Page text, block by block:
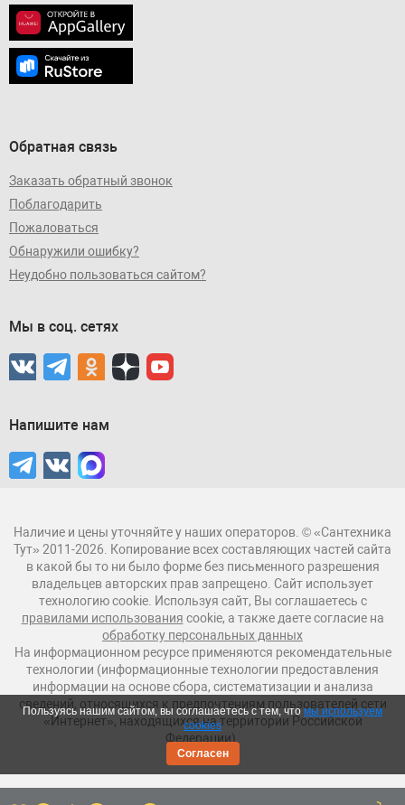
Обратная связь
Заказать обратный звонок
Поблагодарить
Пожаловаться
Обнаружили ошибку?
Неудобно пользоваться сайтом?
Мы в соц. сетях
Напишите нам
Наличие и цены уточняйте у наших операторов. © «Сантехника
Тут» 2011-2026. Копирование всех составляющих частей сайта
в какой бы то ни было форме без письменного разрешения
владельцев авторских прав запрещено. Сайт использует
технологию cookie. Используя сайт, Вы соглашаетесь с
правилами использования cookie, а также даете согласие на
обработку персональных данных
На информационном ресурсе применяются рекомендательные
технологии (информационные технологии предоставления
информации на основе сбора, систематизации и анализа
сведений, относящихся к предпочтениям пользователей сети
«Интернет», находящихся на территории Российской
Федерации).
Пользуясь нашим сайтом, вы соглашаетесь с тем, чтомы используем
cookies
Согласен